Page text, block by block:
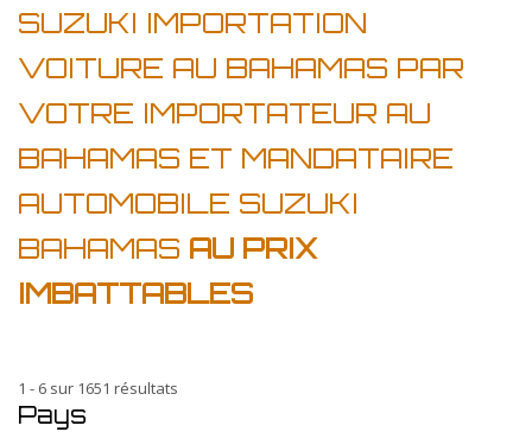
SUZUKI IMPORTATION
VOITURE AU BAHAMAS PAR
VOTRE IMPORTATEUR AU
BAHAMAS ET MANDATAIRE
AUTOMOBILE SUZUKI
BAHAMAS AU PRIX
IMBATTABLES
1 - 6 sur 1651 résultats
Pays